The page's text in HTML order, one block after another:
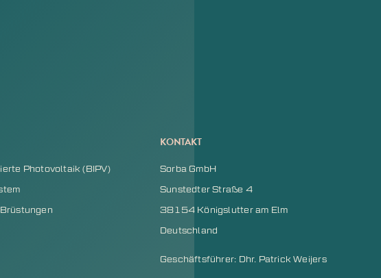
Photovoltaik (BIPV)
KONTAKT
Sorba GmbH
Sunstedter Straße 4
38154 Königslutter am Elm
Deutschland
Geschäftsführer: Dhr. Patrick Weijers